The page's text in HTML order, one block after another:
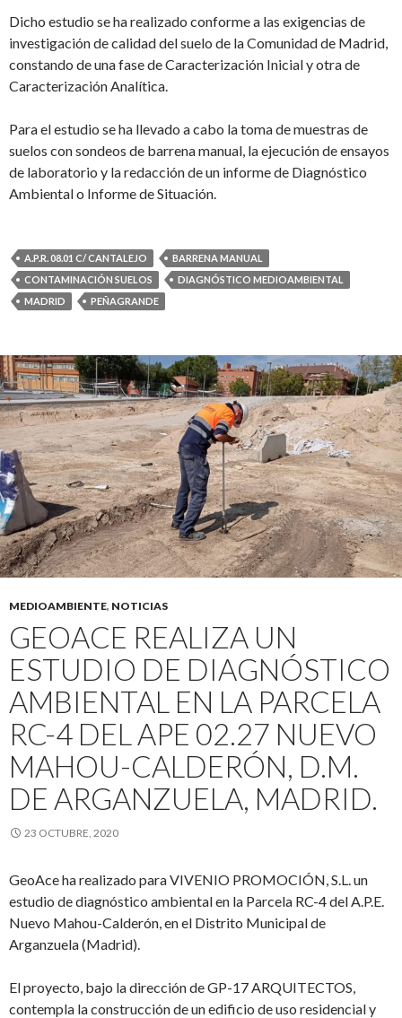
Dicho estudio se ha realizado conforme a las exigencias de
investigación de calidad del suelo de la Comunidad de Madrid,
constando de una fase de Caracterización Inicial y otra de
Caracterización Analítica.
Para el estudio se ha llevado a cabo la toma de muestras de
suelos con sondeos de barrena manual, la ejecución de ensayos
de laboratorio y la redacción de un informe de Diagnóstico
Ambiental o Informe de Situación.
A.P.R. 08.01 C/ CANTALEJO
BARRENA MANUAL
CONTAMINACIÓN SUELOS
DIAGNÓSTICO MEDIOAMBIENTAL
MADRID
PEÑAGRANDE
MEDIOAMBIENTE, NOTICIAS
GEOACE REALIZA UN
ESTUDIO DE DIAGNÓSTICO
AMBIENTAL EN LA PARCELA
RC-4 DEL APE 02.27 NUEVO
MAHOU-CALDERÓN, D.M.
DE ARGANZUELA, MADRID.
23 OCTUBRE, 2020
GeoAce ha realizado para VIVENIO PROMOCIÓN, S.L. un
estudio de diagnóstico ambiental en la Parcela RC-4 del A.P.E.
Nuevo Mahou-Calderón, en el Distrito Municipal de
Arganzuela (Madrid).
El proyecto, bajo la dirección de GP-17 ARQUITECTOS,
contempla la construcción de un edificio de uso residencial y